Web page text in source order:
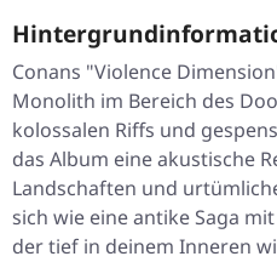
Conans "Violence
Monolith im Bereich des
kolossalen Riffs und
das Album eine akustische
Landschaften und
sich wie eine antike Saga
der tief in deinem Inneren